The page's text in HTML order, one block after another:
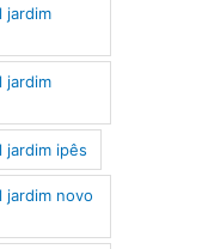
jardim
jardim
jardim ipês
jardim novo